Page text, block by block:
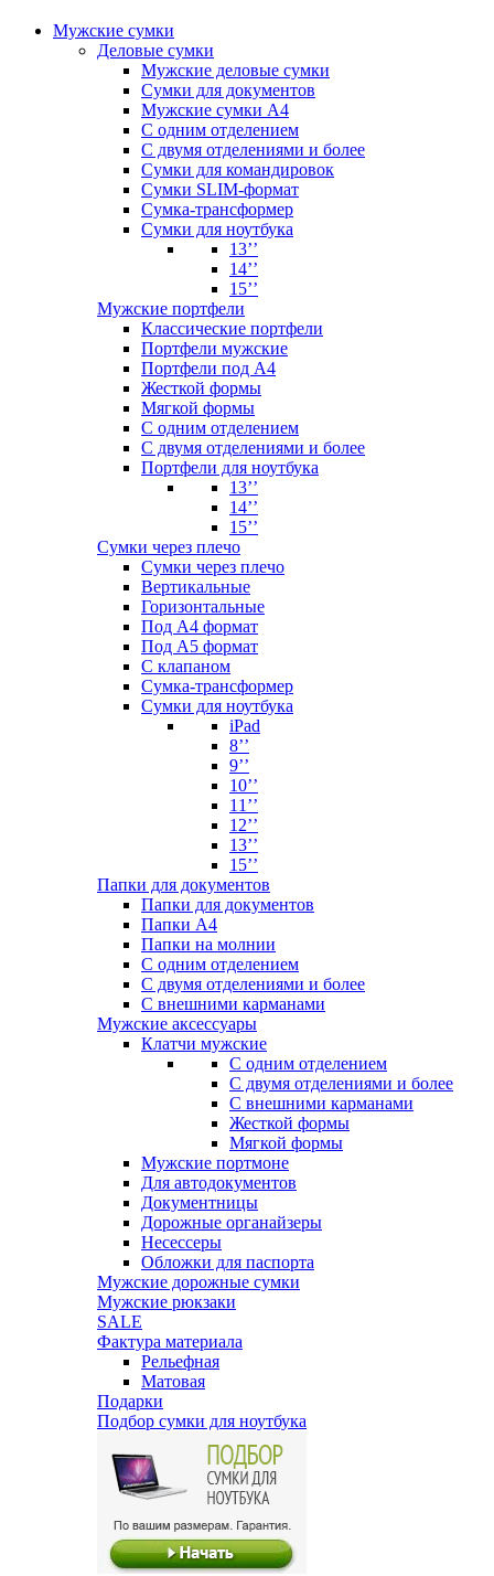
Мужские сумки
Деловые сумки
Мужские деловые сумки
Сумки для документов
Мужские сумки А4
С одним отделением
С двумя отделениями и более
Сумки для командировок
Сумки SLIM-формат
Сумка-трансформер
Сумки для ноутбука
13’’
14’’
15’’
Мужские портфели
Классические портфели
Портфели мужские
Портфели под А4
Жесткой формы
Мягкой формы
С одним отделением
С двумя отделениями и более
Портфели для ноутбука
13’’
14’’
15’’
Сумки через плечо
Сумки через плечо
Вертикальные
Горизонтальные
Под А4 формат
Под А5 формат
С клапаном
Сумка-трансформер
Сумки для ноутбука
iPad
8’’
9’’
10’’
11’’
12’’
13’’
15’’
Папки для документов
Папки для документов
Папки А4
Папки на молнии
С одним отделением
С двумя отделениями и более
С внешними карманами
Мужские аксессуары
Клатчи мужские
С одним отделением
С двумя отделениями и более
С внешними карманами
Жесткой формы
Мягкой формы
Мужские портмоне
Для автодокументов
Документницы
Дорожные органайзеры
Несессеры
Обложки для паспорта
Мужские дорожные сумки
Мужские рюкзаки
SALE
Фактура материала
Рельефная
Матовая
Подарки
Подбор сумки для ноутбука